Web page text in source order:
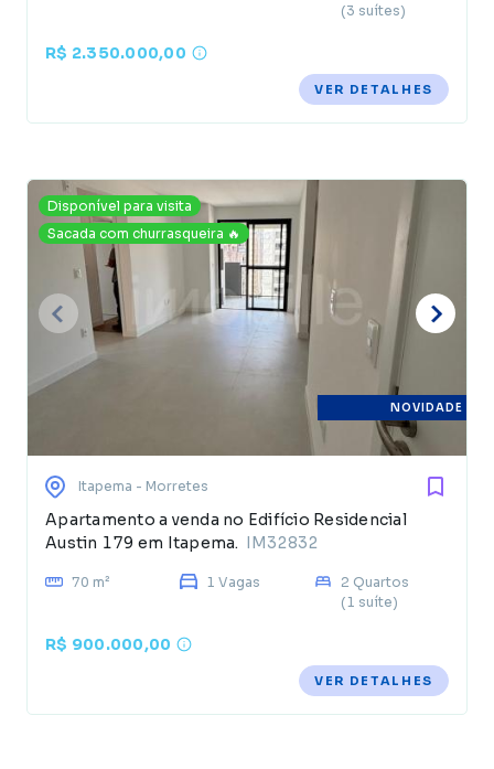
(3 suítes)
R$ 2.350.000,00
VER DETALHES
Disponível para visita
Sacada com churrasqueira 🔥
NOVIDADE
Itapema - Morretes
Apartamento a venda no Edifício Residencial
Austin 179 em Itapema. IM32832
70 m² 1 Vagas
2 Quartos
(1 suíte)
R$ 900.000,00
VER DETALHES